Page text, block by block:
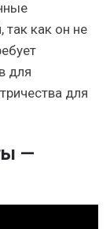
так как он не
для
для
—